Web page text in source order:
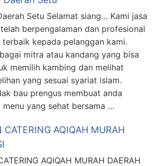
Setu Selamat siang… Kami jasa
berpengalaman dan profesional
kepada pelanggan kami.
mitra atau kandang yang bisa
memilih kambing dan melihat
yang sesuai syariat islam.
bau prengus membuat anda
menu yang sehat bersama …
CATERING AQIQAH MURAH
AQIQAH MURAH DAERAH